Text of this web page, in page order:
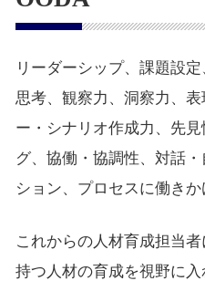
リーダーシップ、課題設
思考、観察力、洞察力、
ー・シナリオ作成力、先
グ、協働・協調性、対話
ション、プロセスに働きか
これからの人材育成担当
持つ人材の育成を視野に